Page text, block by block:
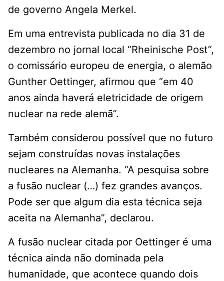
de governo Angela Merkel.
Em uma entrevista publicada no dia 31 de
dezembro no jornal local “Rheinische Post”,
o comissário europeu de energia, o alemão
Gunther Oettinger, afirmou que “em 40
anos ainda haverá eletricidade de origem
nuclear na rede alemã”.
Também considerou possível que no futuro
sejam construídas novas instalações
nucleares na Alemanha. “A pesquisa sobre
a fusão nuclear (…) fez grandes avanços.
Pode ser que algum dia esta técnica seja
aceita na Alemanha”, declarou.
A fusão nuclear citada por Oettinger é uma
técnica ainda não dominada pela
humanidade, que acontece quando dois